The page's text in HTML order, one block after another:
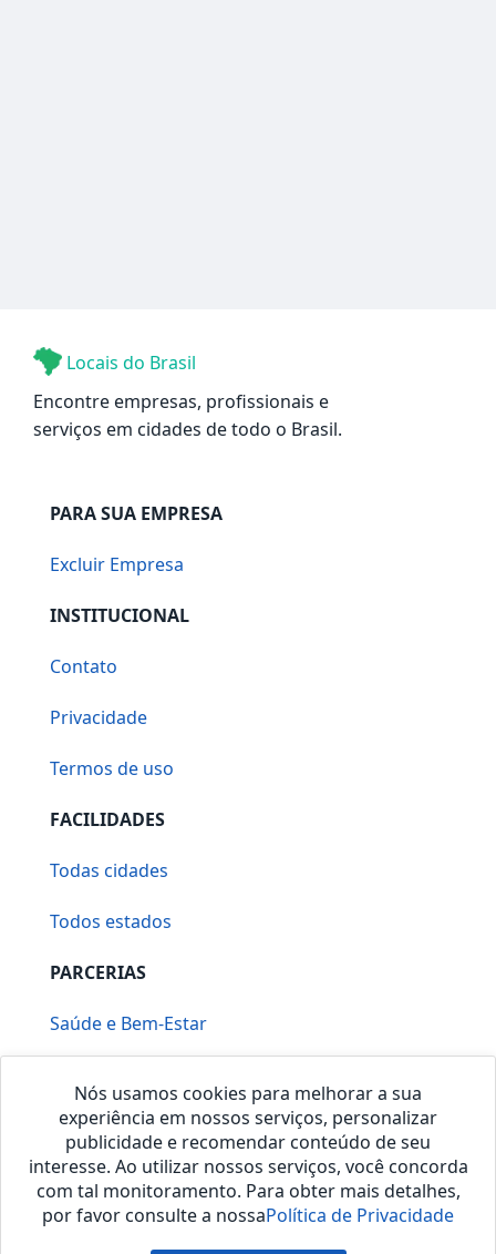
Locais do Brasil
Encontre empresas, profissionais e
serviços em cidades de todo o Brasil.
PARA SUA EMPRESA
Excluir Empresa
INSTITUCIONAL
Contato
Privacidade
Termos de uso
FACILIDADES
Todas cidades
Todos estados
PARCERIAS
Saúde e Bem-Estar
Nós usamos cookies para melhorar a sua
experiência em nossos serviços, personalizar
publicidade e recomendar conteúdo de seu
interesse. Ao utilizar nossos serviços, você concorda
com tal monitoramento. Para obter mais detalhes,
por favor consulte a nossaPolítica de Privacidade